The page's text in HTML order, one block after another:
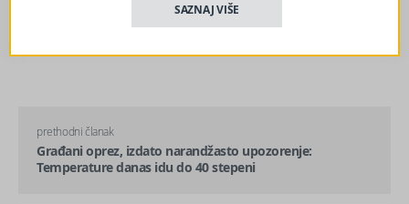
prethodni članak
Građani oprez, izdato narandžasto upozorenje:
Temperature danas idu do 40 stepeni
SAZNAJ VIŠE